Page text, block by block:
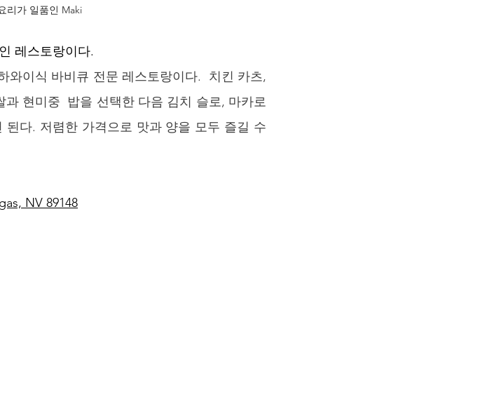
리가 일품인 Maki
레스토랑이다.
와이식 바비큐 전문 레스토랑이다.  치킨 카츠,
현미중  밥을 선택한 다음 김치 슬로, 마카로
다. 저렴한 가격으로 맛과 양을 모두 즐길 수
NV 89148